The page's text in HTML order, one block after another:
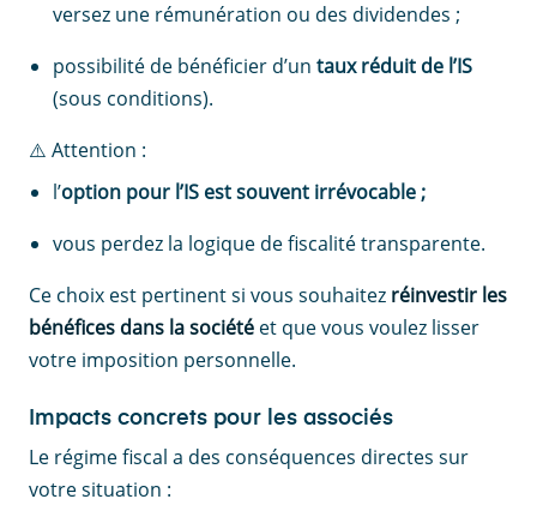
versez une rémunération ou des dividendes ;
possibilité de bénéficier d’un taux réduit de l’IS
(sous conditions).
⚠️ Attention :
l’option pour l’IS est souvent irrévocable ;
vous perdez la logique de fiscalité transparente.
Ce choix est pertinent si vous souhaitez réinvestir les
bénéfices dans la société et que vous voulez lisser
votre imposition personnelle.
Impacts concrets pour les associés
Le régime fiscal a des conséquences directes sur
votre situation :